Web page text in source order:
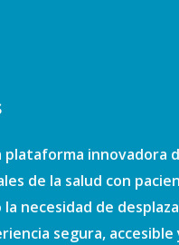
plataforma innovadora
de la salud con
necesidad de
segura,